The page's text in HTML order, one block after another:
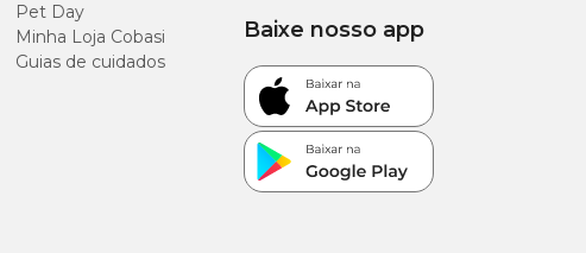
Pet Day
Minha Loja Cobasi
Guias de cuidados
Baixe nosso app